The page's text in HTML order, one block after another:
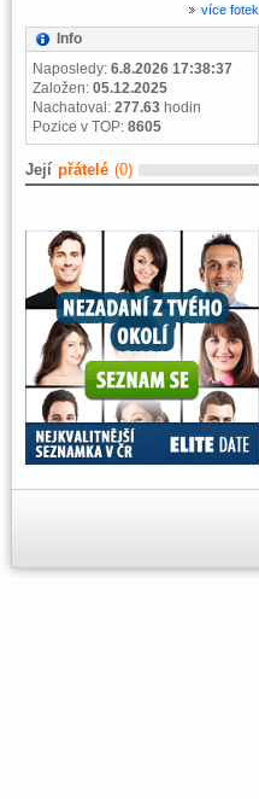
více fotek
Info
Naposledy: 6.8.2026 17:38:37
Založen: 05.12.2025
Nachatoval: 277.63 hodin
Pozice v TOP: 8605
Její přátelé (0)